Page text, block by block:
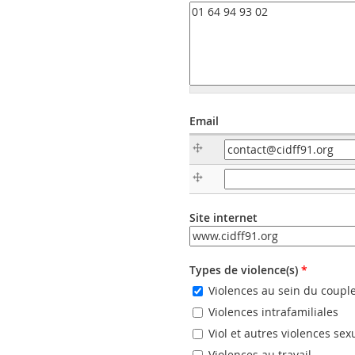
Email
Email
Site internet
URL
Types de violence(s) *
Violences au sein du
Violences intrafamiliales
Viol et autres violences